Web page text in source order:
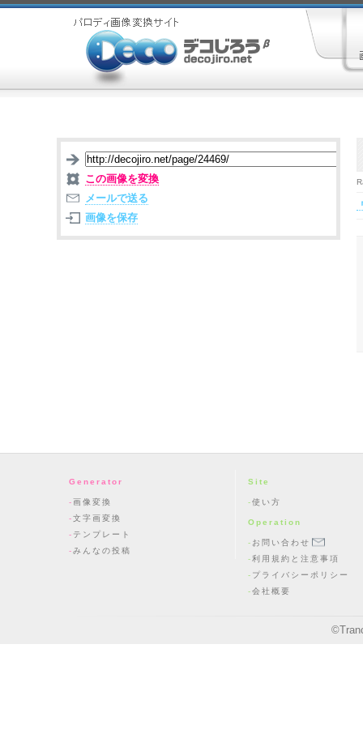
この画像を変換
メールで送る
画像を保存
Generator
画像変換
文字画変換
テンプレート
みんなの投稿
Site
使い方
Operation
お問い合わせ
利用規約と注意事項
プライバシーポリシー
会社概要
©